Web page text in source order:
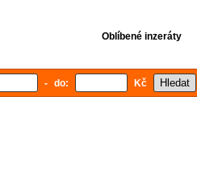
Oblíbené inzeráty
- do: Kč